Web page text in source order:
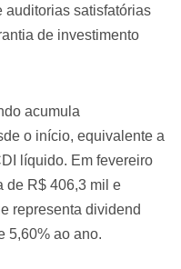
auditorias satisfatórias
de investimento
acumula
o início, equivalente a
líquido. Em fevereiro
de R$ 406,3 mil e
representa dividend
5,60% ao ano.